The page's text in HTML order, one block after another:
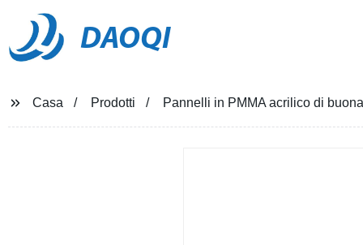
DAOQI
Casa Prodotti Pannelli in PMMA acrilico di